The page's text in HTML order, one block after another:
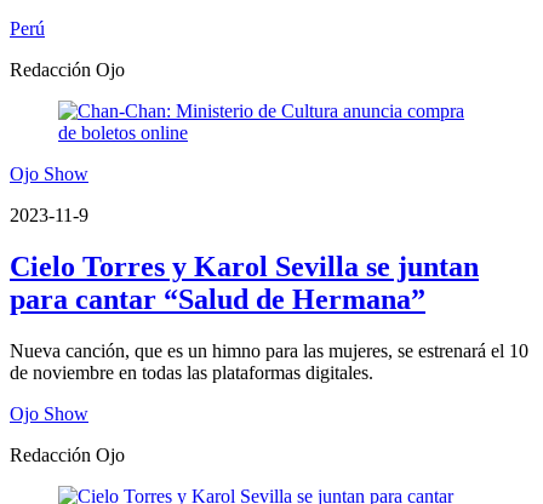
Perú
Redacción Ojo
Ojo Show
2023-11-9
Cielo Torres y Karol Sevilla se juntan
para cantar “Salud de Hermana”
Nueva canción, que es un himno para las mujeres, se estrenará el 10
de noviembre en todas las plataformas digitales.
Ojo Show
Redacción Ojo